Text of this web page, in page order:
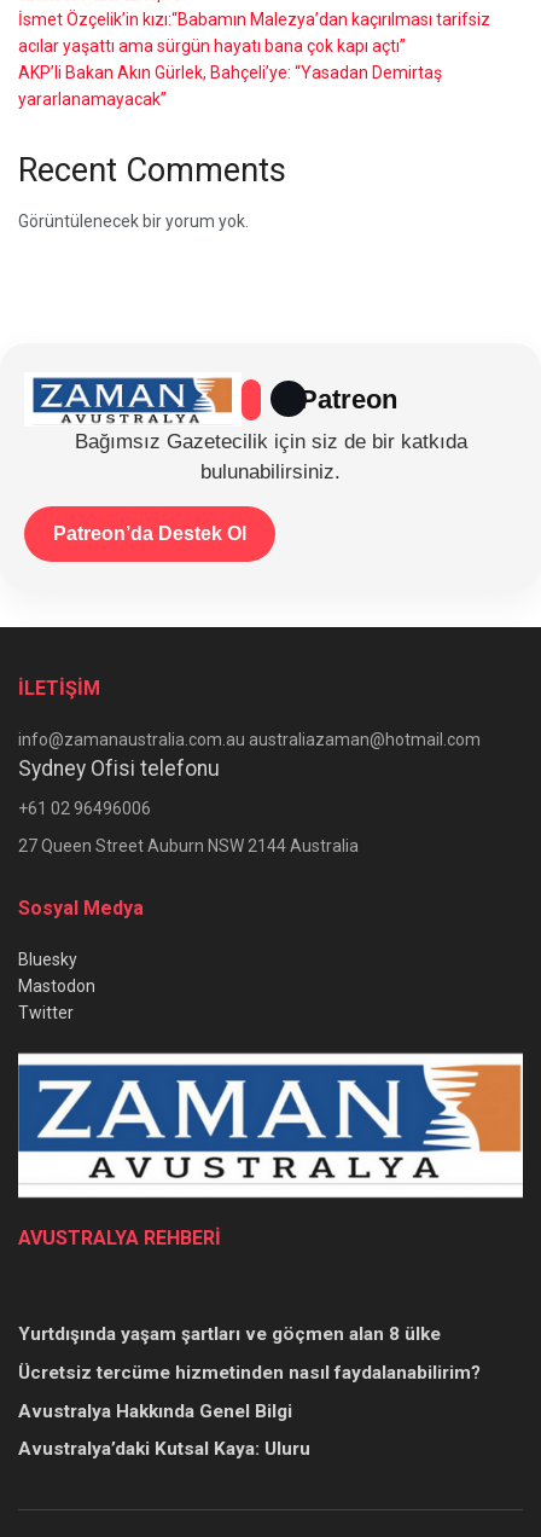
İsmet Özçelik’in kızı:“Babamın Malezya’dan kaçırılması tarifsiz
acılar yaşattı ama sürgün hayatı bana çok kapı açtı”
AKP’li Bakan Akın Gürlek, Bahçeli’ye: “Yasadan Demirtaş
yararlanamayacak”
Recent Comments
Görüntülenecek bir yorum yok.
Patreon
Bağımsız Gazetecilik için siz de bir katkıda
bulunabilirsiniz.
Patreon’da Destek Ol
İLETİŞİM
info@zamanaustralia.com.au australiazaman@hotmail.com
Sydney Ofisi telefonu
+61 02 96496006
27 Queen Street Auburn NSW 2144 Australia
Sosyal Medya
Bluesky
Mastodon
Twitter
AVUSTRALYA REHBERİ
Yurtdışında yaşam şartları ve göçmen alan 8 ülke
Ücretsiz tercüme hizmetinden nasıl faydalanabilirim?
Avustralya Hakkında Genel Bilgi
Avustralya’daki Kutsal Kaya: Uluru